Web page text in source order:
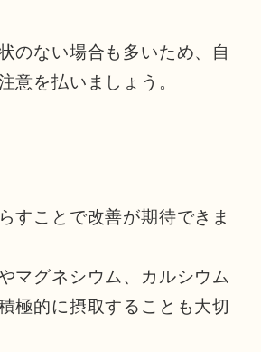
のない場合も多いため、自
意を払いましょう。
すことで改善が期待できま
マグネシウム、カルシウム
極的に摂取することも大切